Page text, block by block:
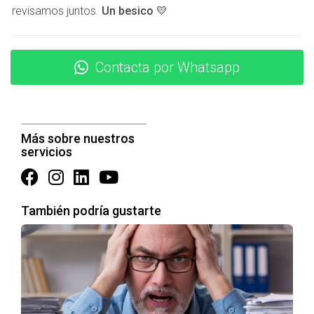
Existen diversos métodos para llevar a cabo la valoración
sus propias ventajas y desventajas, y la elección del
adecuado puede depender de la situación particular:
consiste en comparar propiedades similares en la
misma ubicación que se hayan vendido
recientemente para determinar un precio justo.
Método de coste:
costo de construir el inmueble y restar la
depreciación, proporcionando una base sólida para
la valoración.
Método de ingresos:Utilizado principalmente para
propiedades de inversión, este método considera los
ingresos generados por el inmueble para determinar
su valor.
revisamos juntos. Un besico 💛
Contacta por Whatsapp
Más sobre nuestros
servicios
También podría gustarte